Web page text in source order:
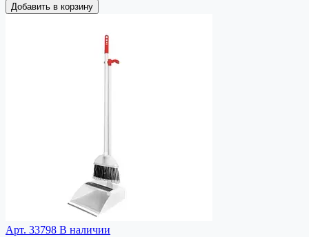
Добавить в корзину
Арт. 33798 В наличии